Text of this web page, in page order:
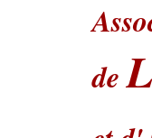
de